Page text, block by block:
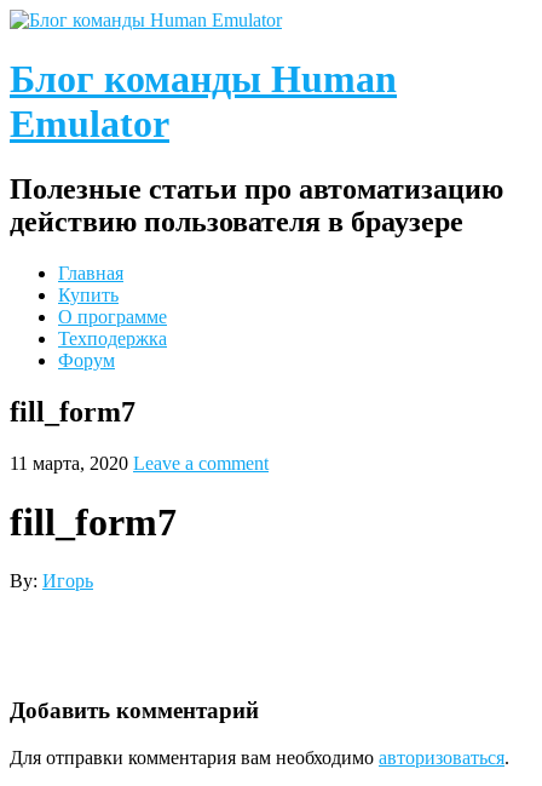
Блог команды Human
Emulator
Полезные статьи про автоматизацию
действию пользователя в браузере
Главная
Купить
О программе
Техподержка
Форум
fill_form7
11 марта, 2020 Leave a comment
fill_form7
By: Игорь
Добавить комментарий
Для отправки комментария вам необходимо авторизоваться.